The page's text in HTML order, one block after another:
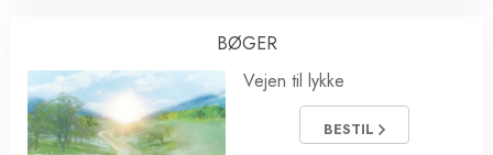
BØGER
Vejen til lykke
BESTIL